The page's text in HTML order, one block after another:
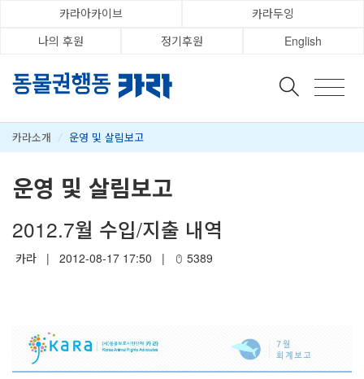
카라아카이브
카라두잉
나의 후원
정기후원 English
카라소개 / 운영 및 살림보고
운영 및 살림보고
2012.7월 수입/지출 내역
카라 | 2012-08-17 17:50 | 5389